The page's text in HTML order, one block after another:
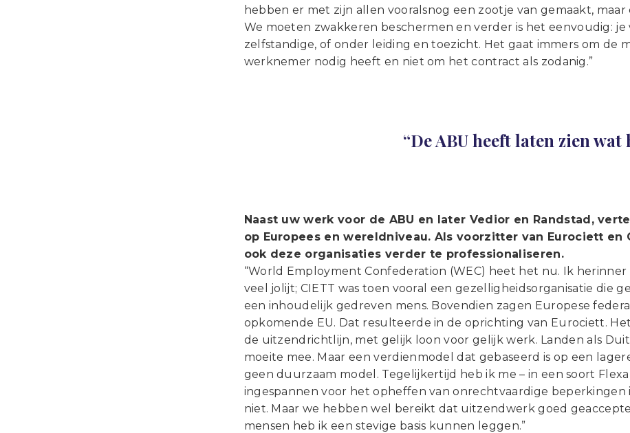
hebben er met zijn allen vooralsnog een zootje van gemaakt,
We moeten zwakkeren beschermen en verder is het eenvoudig:
zelfstandige, of onder leiding en toezicht. Het gaat immers om de
werknemer nodig heeft en niet om het contract als zodanig.”
“De ABU heeft laten zien wat
Naast uw werk voor de ABU en later Vedior en Randstad,
op Europees en wereldniveau. Als voorzitter van Eurociett en
ook deze organisaties verder te professionaliseren.
“World Employment Confederation (WEC) heet het nu. Ik
veel jolijt; CIETT was toen vooral een gezelligheidsorganisatie die
een inhoudelijk gedreven mens. Bovendien zagen Europese
opkomende EU. Dat resulteerde in de oprichting van Eurociett.
de uitzendrichtlijn, met gelijk loon voor gelijk werk. Landen als
moeite mee. Maar een verdienmodel dat gebaseerd is op een
geen duurzaam model. Tegelijkertijd heb ik me – in een soort
ingespannen voor het opheffen van onrechtvaardige beperkingen
niet. Maar we hebben wel bereikt dat uitzendwerk goed
mensen heb ik een stevige basis kunnen leggen.”